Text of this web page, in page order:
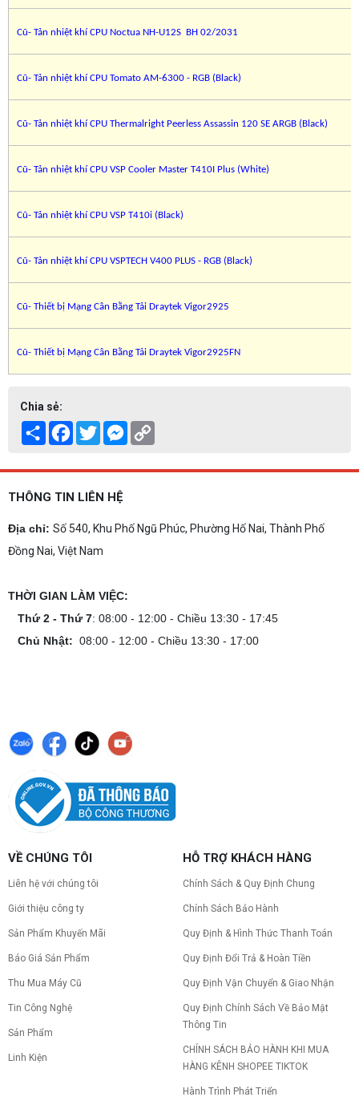
Cũ- Tản nhiệt khí CPU Noctua NH-U12S BH 02/2031
Cũ- Tản nhiệt khí CPU Tomato AM-6300 - RGB (Black)
Cũ- Tản nhiệt khí CPU Thermalright Peerless Assassin 120 SE ARGB (Black)
Cũ- Tản nhiệt khí CPU VSP Cooler Master T410I Plus (White)
Cũ- Tản nhiệt khí CPU VSP T410i (Black)
Cũ- Tản nhiệt khí CPU VSPTECH V400 PLUS - RGB (Black)
Cũ- Thiết bị Mạng Cân Bằng Tải Draytek Vigor2925
Cũ- Thiết bị Mạng Cân Bằng Tải Draytek Vigor2925FN
Chia sẻ:
Share Facebook
TwitterMessenger
THÔNG TIN LIÊN HỆ
Địa chỉ: Số 540, Khu Phố Ngũ Phúc, Phường Hố Nai, Thành Phố
Đồng Nai, Việt Nam
THỜI GIAN LÀM VIỆC:
Thứ 2 - Thứ 7: 08:00 - 12:00 - Chiều 13:30 - 17:45
Chủ Nhật: 08:00 - 12:00 - Chiều 13:30 - 17:00
VỀ CHÚNG TÔI
Liên hệ với chúng tôi
Giới thiệu công ty
Sản Phẩm Khuyến Mãi
Báo Giá Sản Phẩm
Thu Mua Máy Cũ
Tin Công Nghệ
Sản Phẩm
Linh Kiện
HỖ TRỢ KHÁCH HÀNG
Chính Sách & Quy Định Chung
Chính Sách Bảo Hành
Quy Định & Hình Thức Thanh Toán
Quy Định Đổi Trả & Hoàn Tiền
Quy Định Vận Chuyển & Giao Nhận
Quy Định Chính Sách Về Bảo Mật
Thông Tin
CHÍNH SÁCH BẢO HÀNH KHI MUA
HÀNG KÊNH SHOPEE TIKTOK
Hành Trình Phát Triển